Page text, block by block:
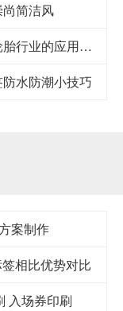
简洁风
十堰不干胶商标制作-不干胶标签在轮胎行业的应用及其发展
水防潮小技巧
案制作
相比优势对比
入场券印刷